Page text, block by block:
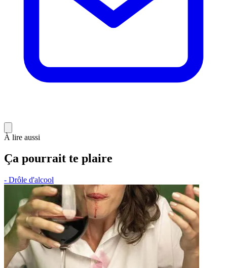
À lire aussi
Ça pourrait te plaire
- Drôle d'alcool